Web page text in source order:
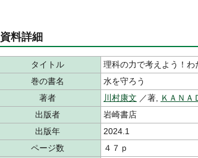
資料詳細
タイトル
理科の力で考えよう！わ
巻の書名
水を守ろう
著者
川村康文 ／著, ＫＡＮＡ
出版者
岩崎書店
出版年
2024.1
ページ数
４７ｐ